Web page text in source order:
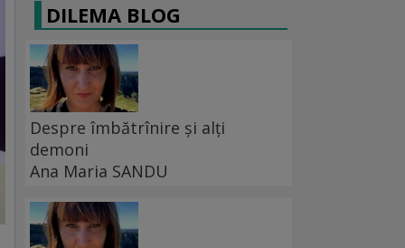
DILEMA BLOG
Despre îmbătrînire și alți
demoni
Ana Maria SANDU